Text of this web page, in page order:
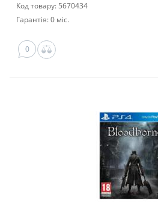
Код товару: 5670434
Гарантія: 0 міс.
0